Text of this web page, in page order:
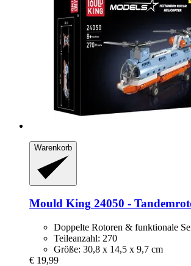
Warenkorb
Mould King 24050 -​
Doppelte Rotoren & funktionale
Teileanzahl: 270
Größe: 30,8 x 14,5 x 9,7 cm
€ 19,99